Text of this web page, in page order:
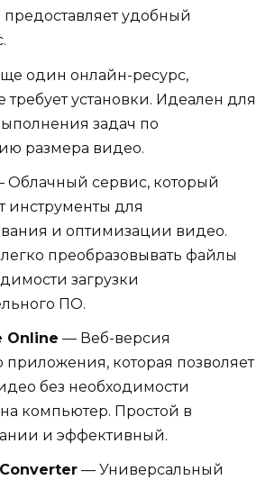
удобный
один онлайн-ресурс,
требует установки. Идеален для
задач по
размера видео.
Облачный сервис, который
инструменты для
и оптимизации видео.
преобразовывать файлы
загрузки
ПО.
Online — Веб-версия
приложения, которая позволяет
без необходимости
компьютер. Простой в
и эффективный.
— Универсальный